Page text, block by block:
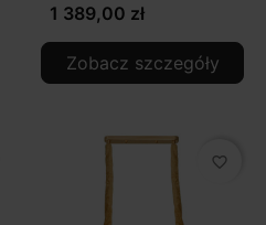
1 389,00 zł
Zobacz szczegóły
favorite_border